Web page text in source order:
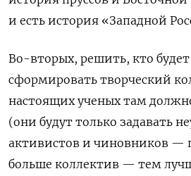
и есть история «Западной
Во-вторых, решить, кто
сформировать творческий
настоящих ученых там
(они будут только задавать
активистов и чиновников —
больше коллектив — тем